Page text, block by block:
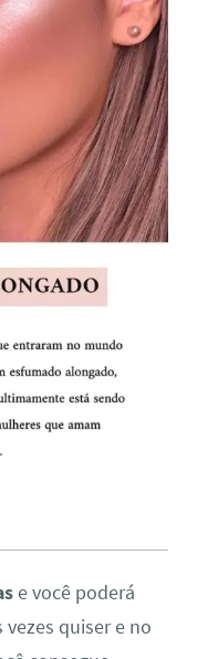
e você poderá
quiser e no